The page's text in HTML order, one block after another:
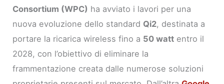
Consortium (WPC) ha avviato i lavori per una
nuova evoluzione dello standard Qi2, destinata a
portare la ricarica wireless fino a 50 watt entro il
2028, con l’obiettivo di eliminare la
frammentazione creata dalle numerose soluzioni